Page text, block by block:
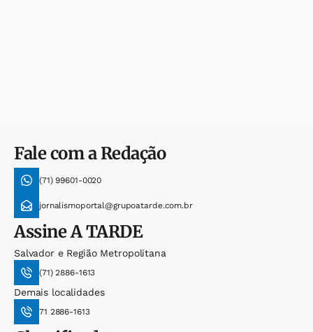
Fale com a Redação
(71) 99601-0020
jornalismoportal@grupoatarde.com.br
AssineA TARDE
Salvador e Região Metropolitana
(71) 2886-1613
Demais localidades
71 2886-1613